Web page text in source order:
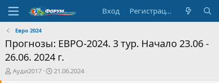
Вход Регистрация
Евро 2024
Прогнозы: ЕВРО-2024. 3 тур. Начало 23.06 -
26.06. 2024 г.
А
Ауди2017
Д
21.06.2024